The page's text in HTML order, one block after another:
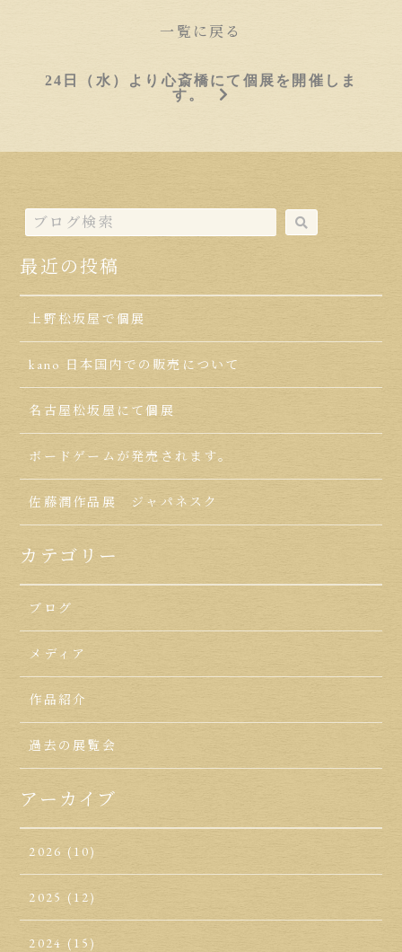
一覧に戻る
24日（水）より心斎橋にて個展を開催しま
す。
最近の投稿
上野松坂屋で個展
kano 日本国内での販売について
名古屋松坂屋にて個展
ボードゲームが発売されます。
佐藤潤作品展 ジャパネスク
カテゴリー
ブログ
メディア
作品紹介
過去の展覧会
アーカイブ
2026 (10)
2025 (12)
2024 (15)